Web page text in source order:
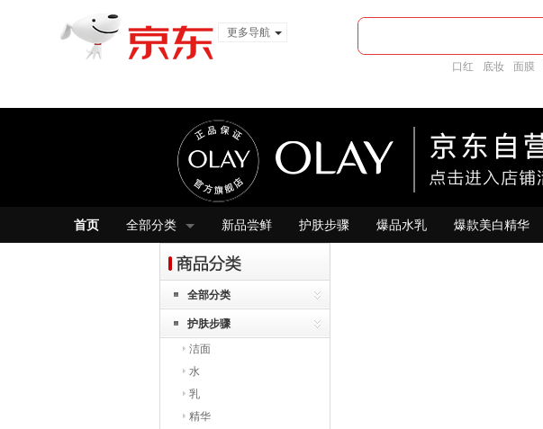
更多导航
口红 底妆 面膜
首页 全部分类 新品尝鲜 护肤步骤 爆品水乳 爆款美白精华
全部分类
护肤步骤
洁面
水
乳
精华